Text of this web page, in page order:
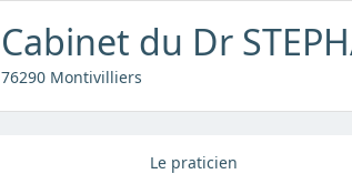
Cabinet du Dr
76290 Montivilliers
Le praticien